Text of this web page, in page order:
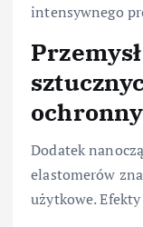
intensywnego
Dodatek
elastomerów
użytkowe.